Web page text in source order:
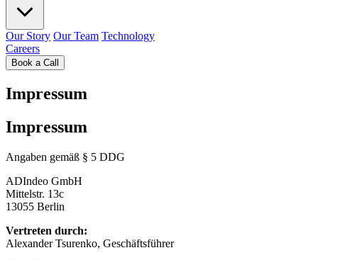
Our Story Our Team Technology
Careers
Book a Call
Impressum
Impressum
Angaben gemäß § 5 DDG
ADIndeo GmbH
Mittelstr. 13c
13055 Berlin
Vertreten durch:
Alexander Tsurenko, Geschäftsführer